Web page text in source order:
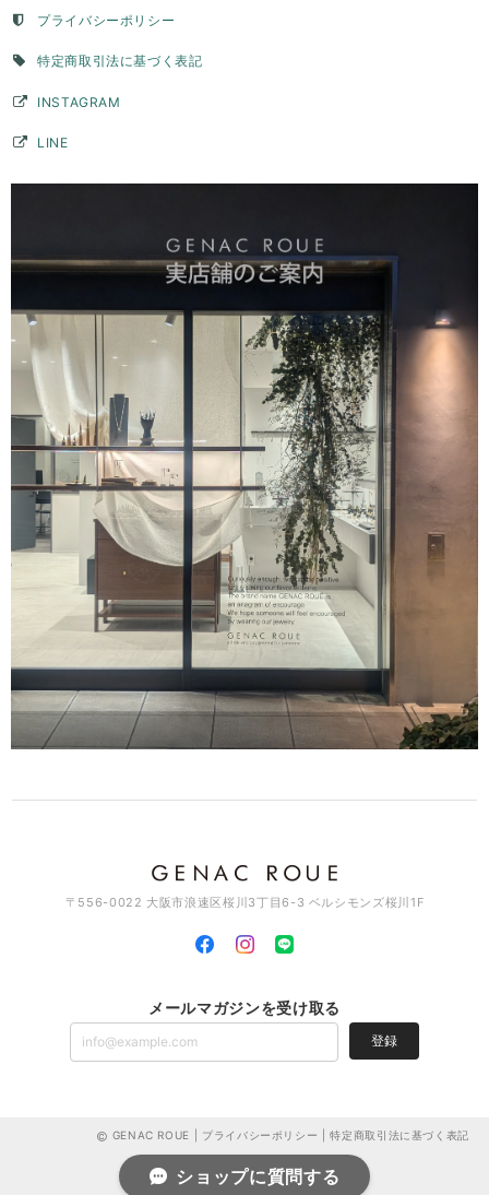
プライバシーポリシー
特定商取引法に基づく表記
INSTAGRAM
LINE
〒556-0022 大阪市浪速区桜川3丁目6-3 ベルシモンズ桜川1F
メールマガジンを受け取る
登録
GENAC ROUE | プライバシーポリシー |特定商取引法に基づく表記
ショップに質問する